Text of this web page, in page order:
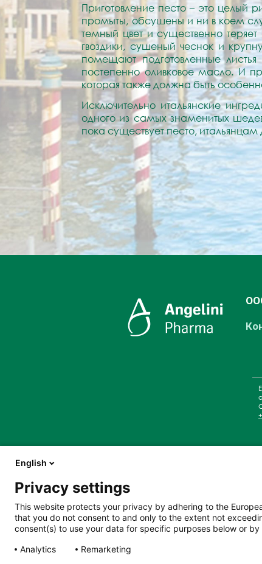
Приготовление песто – это целый
промыты, обсушены и ни в коем
темный цвет и существенно
гвоздики, сушеный чеснок и
помещают подготовленные
постепенно оливковое масло. И
которая также должна быть
Исключительно итальянские
одного из самых знаменитых
пока существует песто, итальянцам
English
Privacy settings
This website protects your privacy by adhering to the
that you do not consent to and only to the extent not
consent(s) to use your data for specific purposes below or
Analytics
Remarketing